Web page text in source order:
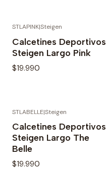
STLAPINK|Steigen
Calcetines Deportivos
Steigen Largo Pink
$19.990
STLABELLE|Steigen
Calcetines Deportivos
Steigen Largo The
Belle
$19.990